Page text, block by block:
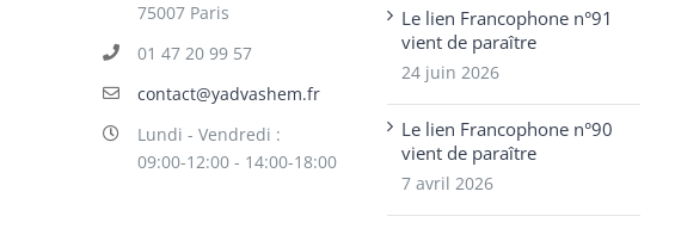
75007 Paris
01 47 20 99 57
contact@yadvashem.fr
Lundi - Vendredi :
09:00-12:00 - 14:00-18:00
Le lien Francophone n°91
vient de paraître
24 juin 2026
Le lien Francophone n°90
vient de paraître
7 avril 2026